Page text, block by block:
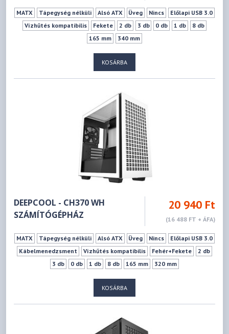
MATX Tápegység nélküli Alsó ATX Üveg Nincs
Előlapi USB 3.0
Vízhűtés kompatibilis
Fekete 2 db 3 db 0 db 1 db
8 db
165 mm
340 mm
KOSÁRBA
DEEPCOOL - CH370 WH
SZÁMÍTÓGÉPHÁZ
20 940 Ft
(16 488 FT + ÁFA)
MATX Tápegység nélküli Alsó ATX Üveg Nincs
Előlapi USB 3.0
Kábelmenedzsment
Vízhűtés kompatibilis Fehér+Fekete
2 db
3 db
0 db 1 db 8 db 165 mm 320 mm
KOSÁRBA